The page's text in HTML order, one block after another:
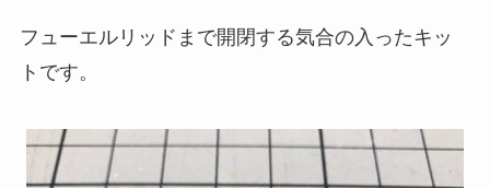
フューエルリッドまで開閉する気合の入ったキッ
トです。